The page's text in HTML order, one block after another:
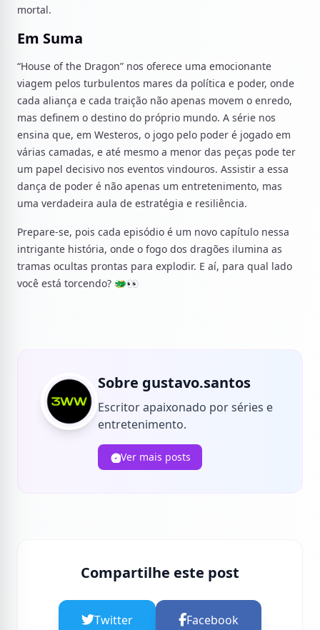
mortal.
Em Suma
“House of the Dragon” nos oferece uma emocionante
viagem pelos turbulentos mares da política e poder, onde
cada aliança e cada traição não apenas movem o enredo,
mas definem o destino do próprio mundo. A série nos
ensina que, em Westeros, o jogo pelo poder é jogado em
várias camadas, e até mesmo a menor das peças pode ter
um papel decisivo nos eventos vindouros. Assistir a essa
dança de poder é não apenas um entretenimento, mas
uma verdadeira aula de estratégia e resiliência.
Prepare-se, pois cada episódio é um novo capítulo nessa
intrigante história, onde o fogo dos dragões ilumina as
tramas ocultas prontas para explodir. E aí, para qual lado
você está torcendo? 🐲👀
Sobre gustavo.santos
Escritor apaixonado por séries e
entretenimento.
Ver mais posts
Compartilhe este post
Twitter Facebook